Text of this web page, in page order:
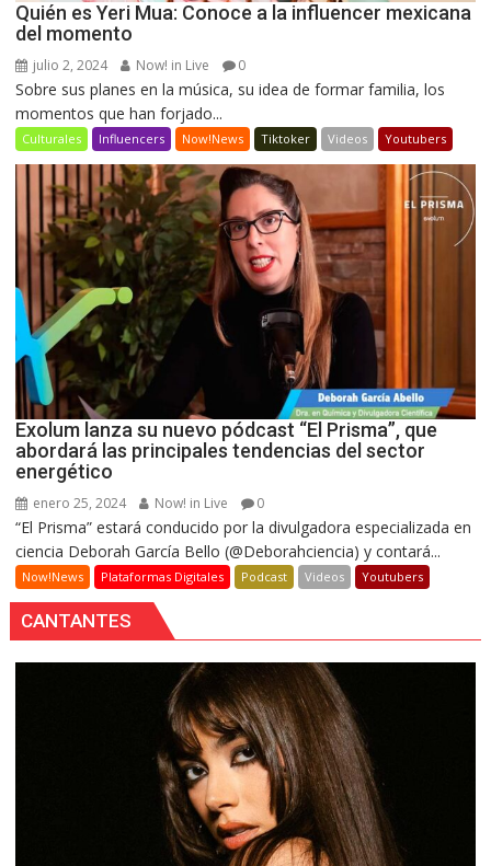
Quién es Yeri Mua: Conoce a la influencer mexicana
del momento
julio 2, 2024 Now! in Live 0
Sobre sus planes en la música, su idea de formar familia, los
momentos que han forjado...
Culturales Influencers Now!News Tiktoker Videos Youtubers
Exolum lanza su nuevo pódcast “El Prisma”, que
abordará las principales tendencias del sector
energético
enero 25, 2024 Now! in Live 0
“El Prisma” estará conducido por la divulgadora especializada en
ciencia Deborah García Bello (@Deborahciencia) y contará...
Now!News Plataformas Digitales Podcast Videos Youtubers
CANTANTES